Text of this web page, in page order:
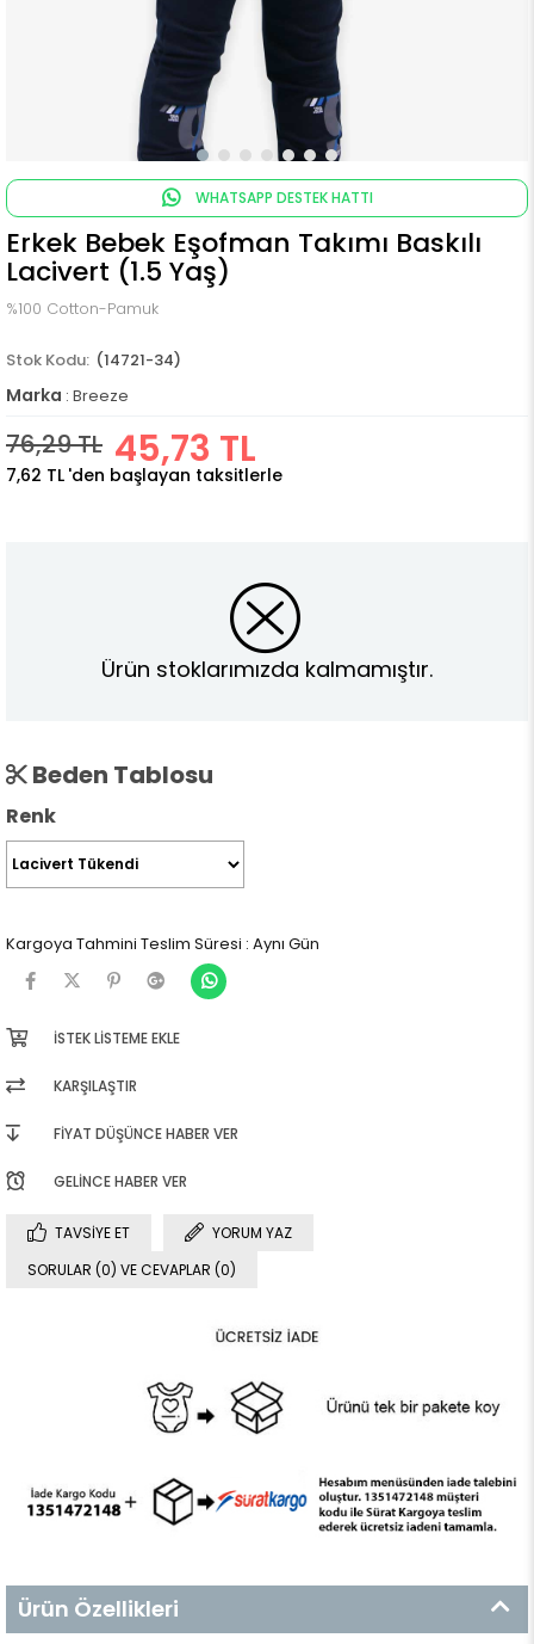
WHATSAPP DESTEK HATTI
Erkek Bebek Eşofman Takımı Baskılı
Lacivert (1.5 Yaş)
%100 Cotton-Pamuk
(14721-34)
Marka : Breeze
76,29 TL 45,73 TL
7,62 TL 'den başlayan taksitlerle
Ürün stoklarımızda kalmamıştır.
Beden Tablosu
Renk
Kargoya Tahmini Teslim Süresi : Aynı Gün
İSTEK LISTEME EKLE
KARŞILAŞTIR
FIYAT DÜŞÜNCE HABER VER
GELINCE HABER VER
TAVSIYE ET
YORUM YAZ
SORULAR (0) VE CEVAPLAR (0)
Ürün Özellikleri